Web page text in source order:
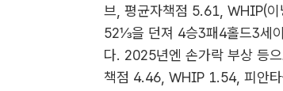
브, 평균자책점 5.61, WHIP(
52⅓을 던져 4승3패4홀드3세
다. 2025년엔 손가락 부상 등
책점 4.46, WHIP 1.54, 피안